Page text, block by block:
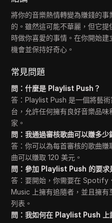
將你的音樂熱情轉變為賺錢的
的。雖然這可能不華麗，但它
時做你喜愛的事情。在你開始
機會並保持好奇心。
常見問題
問：什麼是 Playlist Push？
答：Playlist Push 是一個將藝
台，允許任何擁有良好音樂品
家。
問：我通過審核歌曲可以賺多少
答：你可以為每首審核的歌曲賺
曲可以賺取 120 美元。
問：參加 Playlist Push 的要求
答：要開始，你需要在 Spotify
Music 上擁有追隨者，並且擁
列表。
問：我如何在 Playlist Push 上